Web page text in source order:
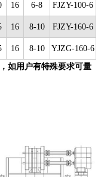
16 6-8 FJZY-100-6
16 8-10 FJZY-160-6
16 8-10
YJZG-160-6
如用户有特殊要求可量